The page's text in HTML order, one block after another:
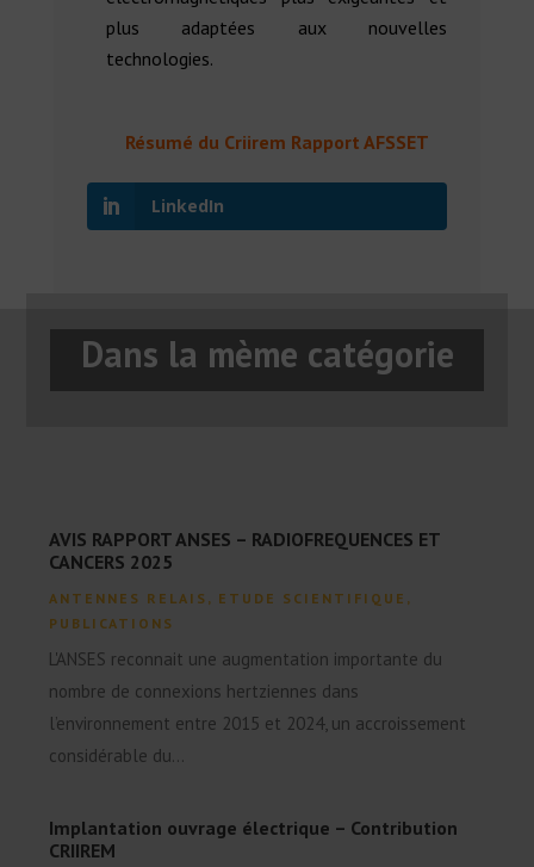
plus adaptées aux nouvelles
technologies.
Résumé du Criirem Rapport AFSSET
LinkedIn
Dans la mème catégorie
AVIS RAPPORT ANSES – RADIOFREQUENCES ET
CANCERS 2025
ANTENNES RELAIS , ETUDE SCIENTIFIQUE ,
PUBLICATIONS
L'ANSES reconnait une augmentation importante du
nombre de connexions hertziennes dans
l’environnement entre 2015 et 2024, un accroissement
considérable du...
Implantation ouvrage électrique – Contribution
CRIIREM